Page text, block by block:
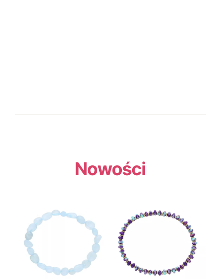
Nowości